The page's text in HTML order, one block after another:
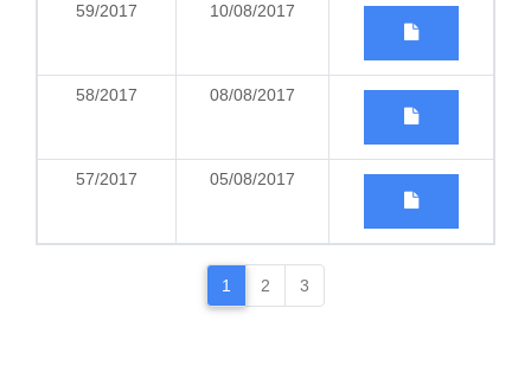
59/2017 10/08/2017
58/2017 08/08/2017
57/2017 05/08/2017
1 2 3